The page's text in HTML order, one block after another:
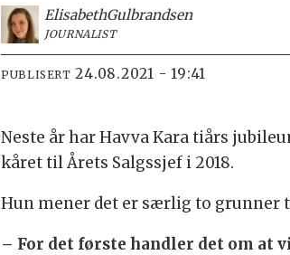
ElisabethGulbrandsen
JOURNALIST
PUBLISERT 24.08.2021 - 19:41
Neste år har Havva Kara tiårs
kåret til Årets Salgssjef i 2018.
Hun mener det er særlig to grunner
– For det første handler det om at